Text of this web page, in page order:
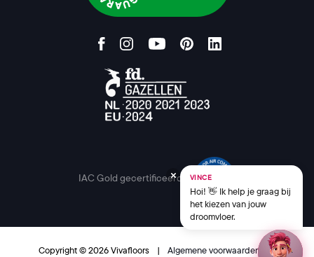
IAC Gold gecertificeerd
Copyright © 2026 Vivafloors | Algemene voorwaarden |
VINCE
Hoi! 👋 Ik help je graag bij
het kiezen van jouw
droomvloer.